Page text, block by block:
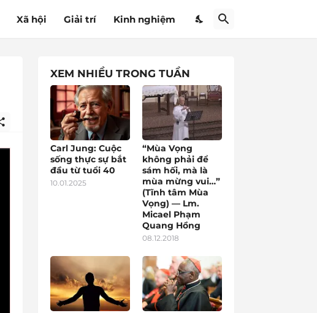
Xã hội Giải trí Kinh nghiệm
XEM NHIỀU TRONG TUẦN
Carl Jung: Cuộc
sống thực sự bắt
đầu từ tuổi 40
10.01.2025
“Mùa Vọng
không phải để
sám hối, mà là
mùa mừng vui…”
(Tĩnh tâm Mùa
Vọng) — Lm.
Micael Phạm
Quang Hồng
08.12.2018